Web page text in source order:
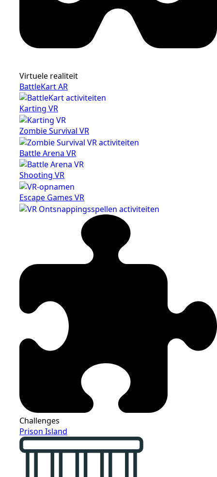
Virtuele realiteit
BattleKart AR
Karting VR
Zombie Survival VR
Battle Arena VR
Shooting VR
Escape Games VR
Challenges
Prison Island